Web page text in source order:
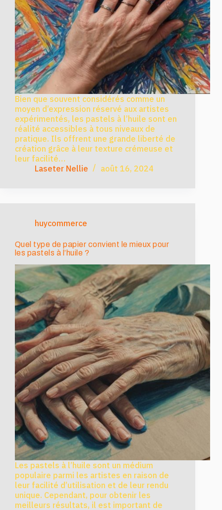
Bien que souvent considérés comme un
moyen d’expression réservé aux artistes
expérimentés, les pastels à l’huile sont en
réalité accessibles à tous niveaux de
pratique. Ils offrent une grande liberté de
création grâce à leur texture crémeuse et
leur facilité…
Laseter Nellie
août 16, 2024
huycommerce
Quel type de papier convient le mieux pour
les pastels à l’huile ?
Les pastels à l’huile sont un médium
populaire parmi les artistes en raison de
leur facilité d’utilisation et de leur rendu
unique. Cependant, pour obtenir les
meilleurs résultats, il est important de